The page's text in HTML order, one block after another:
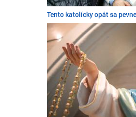
Tento katolícky opát sa